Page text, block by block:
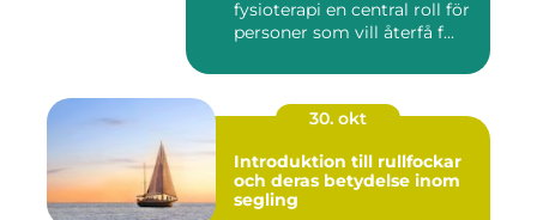
fysioterapi en central roll för
personer som vill återfå f...
30. okt
Introduktion till rullfockar
och deras betydelse inom
segling